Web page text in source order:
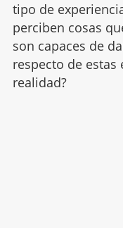
tipo de
perciben cosas
son capaces de
respecto de estas
realidad?